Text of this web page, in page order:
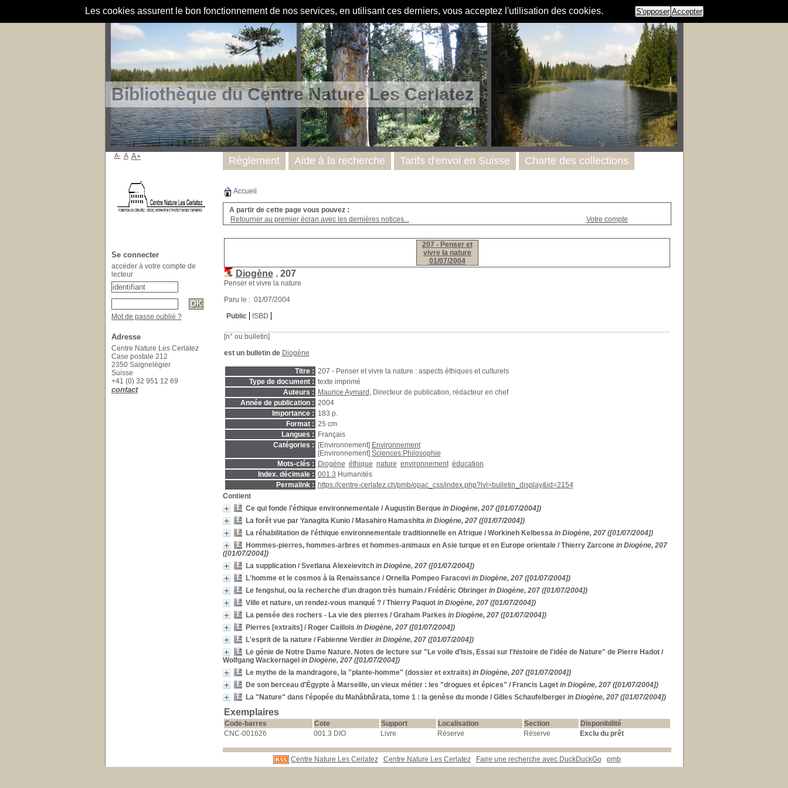
Les cookies assurent le bon fonctionnement de nos services, en utilisant ces derniers, vous acceptez l'utilisation des cookies. S'opposer Accepter
Bibliothèque du Centre Nature Les Cerlatez
Accueil
A partir de cette page vous pouvez :
Retourner au premier écran avec les dernières notices...
Votre compte
207 - Penser et
vivre la nature
01/07/2004
Diogène. 207
Penser et vivre la nature
Paru le : 01/07/2004
Public
ISBD
[n° ou bulletin]
est un bulletin de Diogène
Titre : 207 - Penser et vivre la nature : aspects éthiques et culturels
Type de document : texte imprimé
Auteurs :
Maurice Aymard , Directeur de publication, rédacteur en chef
Année de publication : 2004
Importance : 183 p.
Format : 25 cm
Langues :
Français
Catégories :
[Environnement] Environnement
[Environnement] Sciences:Philosophie
Mots-clés :
Diogène éthique nature environnement éducation
Index. décimale : 001.3 Humanités
Permalink :
https://centre-cerlatez.ch/pmb/opac_css/index.php?lvl=bulletin_display&id=2154
Contient
Ce qui fonde l'éthique environnementale/ Augustin Berque in Diogène, 207 ([01/07/2004])
La forêt vue par Yanagita Kunio/ Masahiro Hamashita in Diogène, 207 ([01/07/2004])
La réhabilitation de l'éthique environnementale traditionnelle en Afrique/ Workineh Kelbessa in Diogène, 207 ([01/07/2004])
Hommes-pierres, hommes-arbres et hommes-animaux en Asie turque et en Europe orientale/ Thierry Zarcone in Diogène, 207
([01/07/2004])
La supplication/ Svetlana Alexeievitch in Diogène, 207 ([01/07/2004])
L'homme et le cosmos à la Renaissance/ Ornella Pompeo Faracovi in Diogène, 207 ([01/07/2004])
Le fengshui, ou la recherche d'un dragon très humain/ Frédéric Obringer in Diogène, 207 ([01/07/2004])
Ville et nature, un rendez-vous manqué ?/ Thierry Paquot in Diogène, 207 ([01/07/2004])
La pensée des rochers - La vie des pierres / Graham Parkes in Diogène, 207 ([01/07/2004])
Pierres [extraits] / Roger Caillois in Diogène, 207 ([01/07/2004])
L'esprit de la nature/ Fabienne Verdier in Diogène, 207 ([01/07/2004])
Le génie de Notre Dame Nature. Notes de lecture sur "Le voile d'Isis, Essai sur l'histoire de l'idée de Nature" de Pierre Hadot/
Wolfgang Wackernagel in Diogène, 207 ([01/07/2004])
Le mythe de la mandragore, la "plante-homme" (dossier et extraits) in Diogène, 207 ([01/07/2004])
De son berceau d'Égypte à Marseille, un vieux métier : les "drogues et épices" / Francis Laget in Diogène, 207 ([01/07/2004])
La "Nature" dans l'épopée du Mahâbhârata, tome 1 : la genèse du monde/ Gilles Schaufelberger in Diogène, 207 ([01/07/2004])
Exemplaires
Code-barres Cote Support Localisation Section
Disponibilité
CNC-001626
001.3 DIO Livre Réserve Réserve Exclu du prêt
Centre Nature Les Cerlatez Centre Nature Les Cerlatez Faire une recherche avec DuckDuckGo pmb
Règlement Aide à la recherche Tarifs d'envoi en Suisse Charte des collections
A- A A+
Se connecter
accéder à votre compte de
lecteur
Mot de passe oublié ?
Adresse
Centre Nature Les Cerlatez
Case postale 212
2350 Saignelégier
Suisse
+41 (0) 32 951 12 69
contact